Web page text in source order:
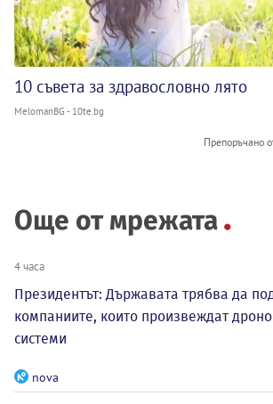
10 съвета за здравословно лято
MelomanBG - 10te.bg
Препоръчано
Още от мрежата
4 часа
Президентът: Държавата трябва да
компаниите, които произвеждат
системи
nova